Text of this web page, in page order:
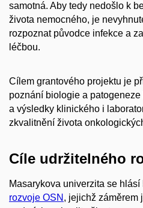
samotná. Aby tedy nedošlo k
života nemocného, je
rozpoznat původce infekce a
léčbou.
Cílem grantového projektu je
poznání biologie a
a výsledky klinického i
zkvalitnění života
Cíle udržitelného
Masarykova univerzita se hlásí
rozvoje OSN , jejichž záměrem